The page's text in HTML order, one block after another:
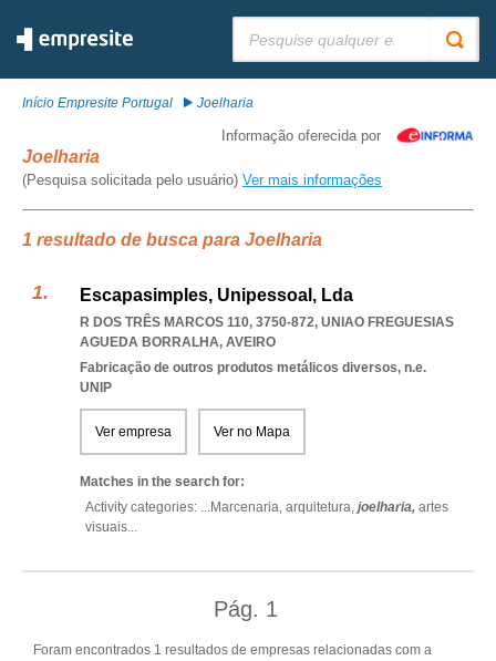
Início Empresite Portugal Joelharia
Informação oferecida por
Joelharia
(Pesquisa solicitada pelo usuário) Ver mais informações
1 resultado de busca para Joelharia
Escapasimples, Unipessoal, Lda
R DOS TRÊS MARCOS 110, 3750-872, UNIAO FREGUESIAS
AGUEDA BORRALHA, AVEIRO
Fabricação de outros produtos metálicos diversos, n.e.
UNIP
Ver empresa Ver no Mapa
Matches in the search for:
Activity categories: ...Marcenaria, arquitetura, joelharia, artes
visuais...
Pág. 1
Foram encontrados 1 resultados de empresas relacionadas com a